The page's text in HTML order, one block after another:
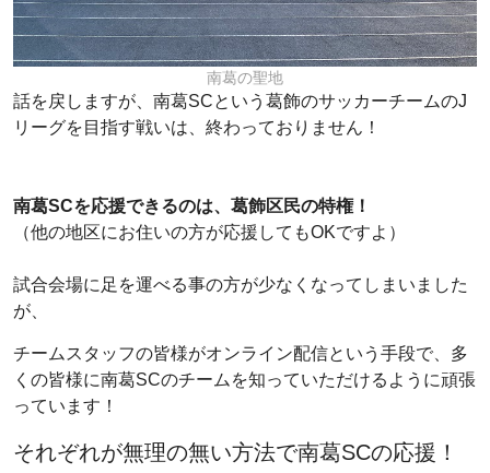
南葛の聖地
話を戻しますが、南葛SCという葛飾のサッカーチームのJ
リーグを目指す戦いは、終わっておりません！
南葛SCを応援できるのは、葛飾区民の特権！
（他の地区にお住いの方が応援してもOKですよ）
試合会場に足を運べる事の方が少なくなってしまいました
が、
チームスタッフの皆様がオンライン配信という手段で、多
くの皆様に南葛SCのチームを知っていただけるように頑張
っています！
それぞれが無理の無い方法で南葛SCの応援！